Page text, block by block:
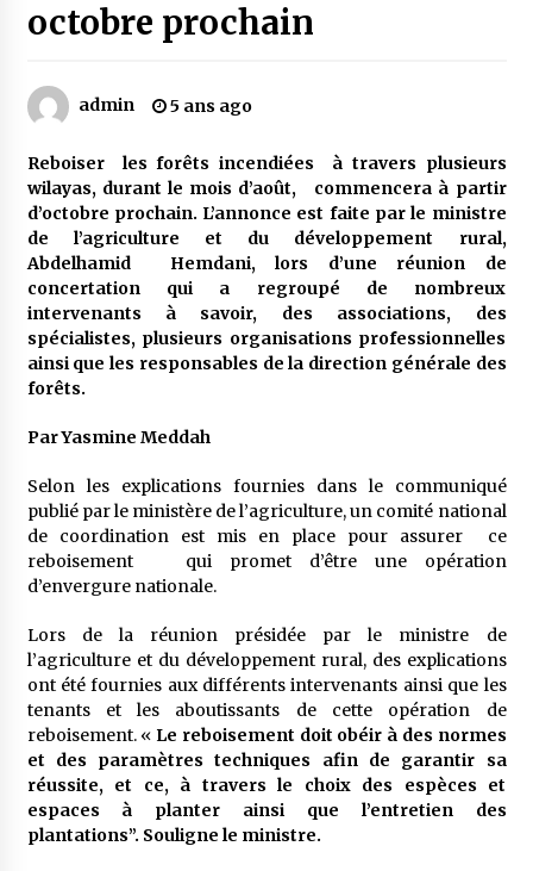
Oum el Gaïla / L’ogresse du M’zab
4 ans ago
4 ans ago
Quand on va vite
5 ans ago
« Père, tiens-moi, je vais tomber ! »
5 ans ago
Le bouc de l’Au-delà
5 ans ago
Le monstrueux vieillard (Un récit du Sud
algérien)
Rencontre nocturne dans le désert (Un conte
touareg)
5 ans ago
Un conte targui/ Quand la tête est vide
5 ans ago
octobre prochain
admin 5 ans ago
Reboiser les forêts incendiées à travers plusieurs
wilayas, durant le mois d’août, commencera à partir
d’octobre prochain. L’annonce est faite par le ministre
de l’agriculture et du développement rural,
Abdelhamid Hemdani, lors d’une réunion de
concertation qui a regroupé de nombreux
intervenants à savoir, des associations, des
spécialistes, plusieurs organisations professionnelles
ainsi que les responsables de la direction générale des
forêts.
Par Yasmine Meddah
Selon les explications fournies dans le communiqué
publié par le ministère de l’agriculture, un comité national
de coordination est mis en place pour assurer ce
reboisement qui promet d’être une opération
d’envergure nationale.
Lors de la réunion présidée par le ministre de
l’agriculture et du développement rural, des explications
ont été fournies aux différents intervenants ainsi que les
tenants et les aboutissants de cette opération de
reboisement. « Le reboisement doit obéir à des normes
et des paramètres techniques afin de garantir sa
réussite, et ce, à travers le choix des espèces et
espaces à planter ainsi que l’entretien des
plantations”. Souligne le ministre.